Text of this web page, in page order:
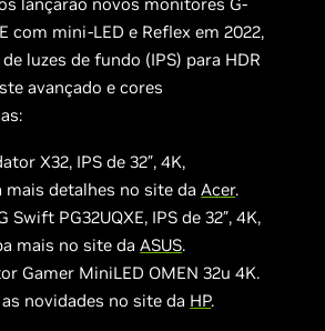
com mini-LED e Reflex em 2022,
luzes de fundo (IPS) para HDR
avançado e cores
X32, IPS de 32″, 4K,
mais detalhes no site daAcer.
Swift PG32UQXE, IPS de 32″, 4K,
mais no site daASUS.
Gamer MiniLED OMEN 32u 4K.
novidades no site da HP.